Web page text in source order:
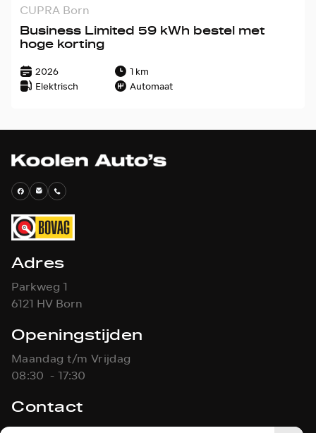
CUPRA Born
Business Limited 59 kWh bestel met
hoge korting
2026
1 km
Elektrisch
Automaat
Adres
Parkweg 1
6121 HV Born
Openingstijden
Maandag t/m Vrijdag
08:30 - 17:30
Contact